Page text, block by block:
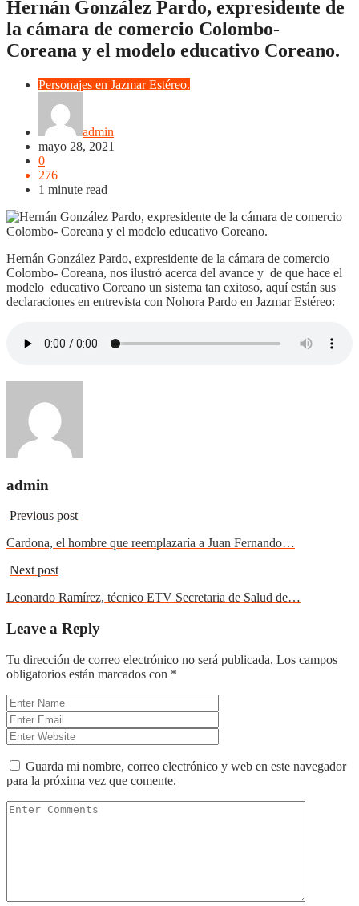
Hernán González Pardo, expresidente de
la cámara de comercio Colombo-
Coreana y el modelo educativo Coreano.
Personajes en Jazmar Estéreo.
admin
mayo 28, 2021
0
276
1 minute read
Hernán González Pardo, expresidente de la cámara de comercio
Colombo- Coreana, nos ilustró acerca del avance y de que hace el
modelo educativo Coreano un sistema tan exitoso, aquí están sus
declaraciones en entrevista con Nohora Pardo en Jazmar Estéreo:
admin
Previous post
Cardona, el hombre que reemplazaría a Juan Fernando…
Next post
Leonardo Ramírez, técnico ETV Secretaria de Salud de…
Leave a Reply
Tu dirección de correo electrónico no será publicada. Los campos
obligatorios están marcados con *
Guarda mi nombre, correo electrónico y web en este navegador
para la próxima vez que comente.